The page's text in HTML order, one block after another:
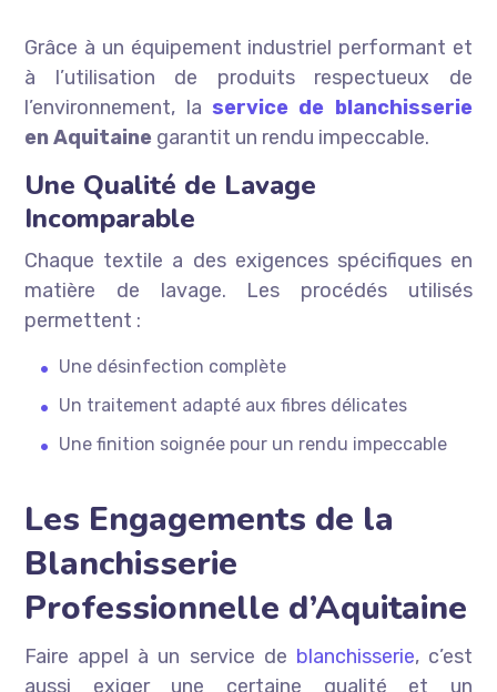
Grâce à un équipement industriel performant et
à l’utilisation de produits respectueux de
l’environnement, la service de blanchisserie
en Aquitaine garantit un rendu impeccable.
Une Qualité de Lavage
Incomparable
Chaque textile a des exigences spécifiques en
matière de lavage. Les procédés utilisés
permettent :
Une désinfection complète
Un traitement adapté aux fibres délicates
Une finition soignée pour un rendu impeccable
Les Engagements de la
Blanchisserie
Professionnelle d’Aquitaine
Faire appel à un service de blanchisserie, c’est
aussi exiger une certaine qualité et un